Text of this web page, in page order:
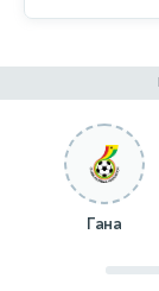
Гана